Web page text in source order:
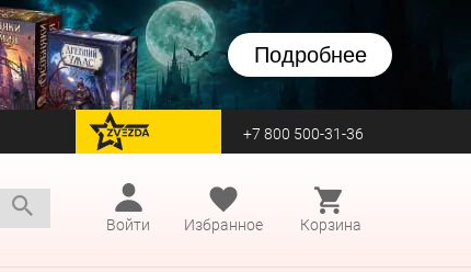
Подробнее
перейти на Zvezda +7 800 500-31-36
Войти
Избранное Корзина